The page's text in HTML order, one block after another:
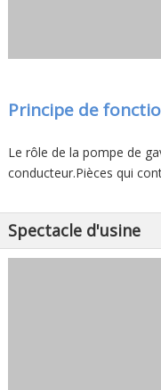
Principe de
Le rôle de la pompe de
conducteur.Pièces qui
Spectacle d'usine